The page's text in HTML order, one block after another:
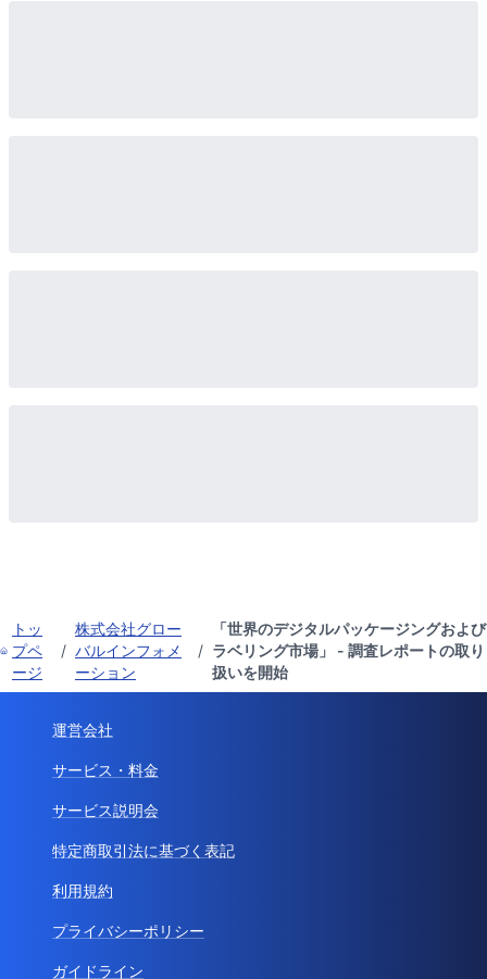
トッ
プペ
ージ
/
株式会社グロー
バルインフォメ
ーション
/
「世界のデジタルパッケージングおよび
ラベリング市場」 - 調査レポートの取り
扱いを開始
運営会社
サービス・料金
サービス説明会
特定商取引法に基づく表記
利用規約
プライバシーポリシー
ガイドライン